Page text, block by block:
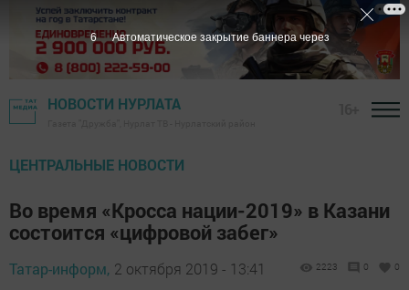
НОВОСТИ НУРЛАТА
ЦЕНТРАЛЬНЫЕ НОВОСТИ
Во время «Кросса нации-2019» в Казани
состоится «цифровой забег»
Татар-информ, 2 октября 2019 - 13:41 2223 0 0
5 Автоматическое закрытие баннера через